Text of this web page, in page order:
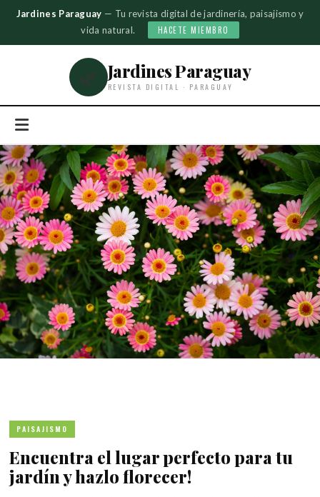
Jardines Paraguay — Tu revista digital de jardinería, paisajismo y
vida natural.
HACETE MIEMBRO
🌿 Jardines Paraguay
REVISTA DIGITAL · PARAGUAY
PAISAJISMO
Encuentra el lugar perfecto para tu
jardín y hazlo florecer!